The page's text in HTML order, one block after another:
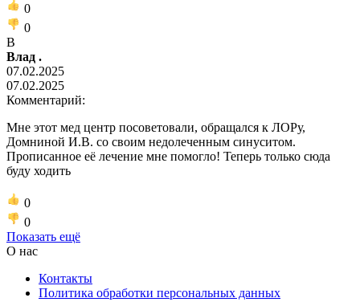
0
0
В
Влад .
07.02.2025
07.02.2025
Комментарий:
Мне этот мед центр посоветовали, обращался к ЛОРу,
Домниной И.В. со своим недолеченным синуситом.
Прописанное её лечение мне помогло! Теперь только сюда
буду ходить
0
0
Показать ещё
О нас
Контакты
Политика обработки персональных данных